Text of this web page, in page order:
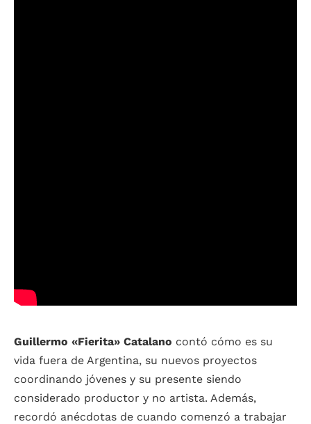
Guillermo «Fierita» Catalano contó cómo es su
vida fuera de Argentina, su nuevos proyectos
coordinando jóvenes y su presente siendo
considerado productor y no artista. Además,
recordó anécdotas de cuando comenzó a trabajar